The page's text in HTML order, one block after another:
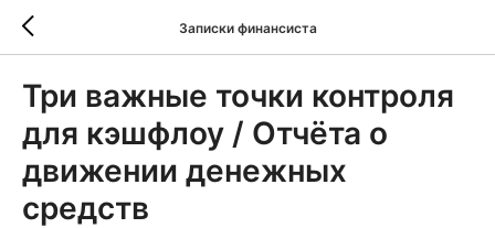
Записки финансиста
Три важные точки контроля
для кэшфлоу / Отчёта о
движении денежных
средств